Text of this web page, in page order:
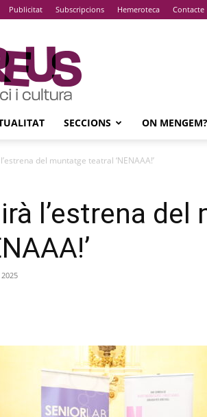
Publicitat Subscripcions Hemeroteca Contacte
SECCIONS ON MENGEM?
del muntatge teatral ‘NENAAA!’
l’estrena del